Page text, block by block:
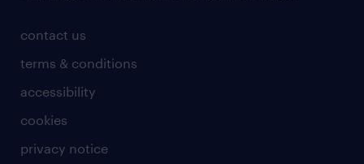
contact us
terms & conditions
accessibility
cookies
privacy notice